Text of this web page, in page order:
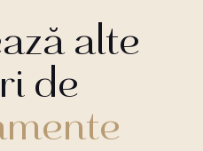
alte
de